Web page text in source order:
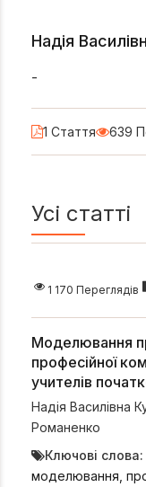
Надія
-
1 Стаття 639
Усі статті
1 170 Переглядів
Моделювання
професійної
учителів
Надія Василівна
Романенко
Ключові слова:
моделювання,